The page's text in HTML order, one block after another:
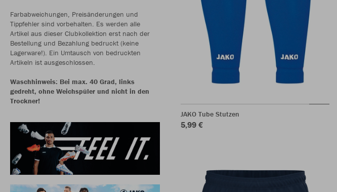
Farbabweichungen, Preisänderungen und
Tippfehler sind vorbehalten. Es werden alle
Artikel aus dieser Clubkollektion erst nach der
Bestellung und Bezahlung bedruckt (keine
Lagerware!). Ein Umtausch von bedruckten
Artikeln ist ausgeschlossen.
Waschhinweis: Bei max. 40 Grad, links
gedreht, ohne Weichspüler und nicht in den
Trockner!
JAKO Tube Stutzen
5,99 €